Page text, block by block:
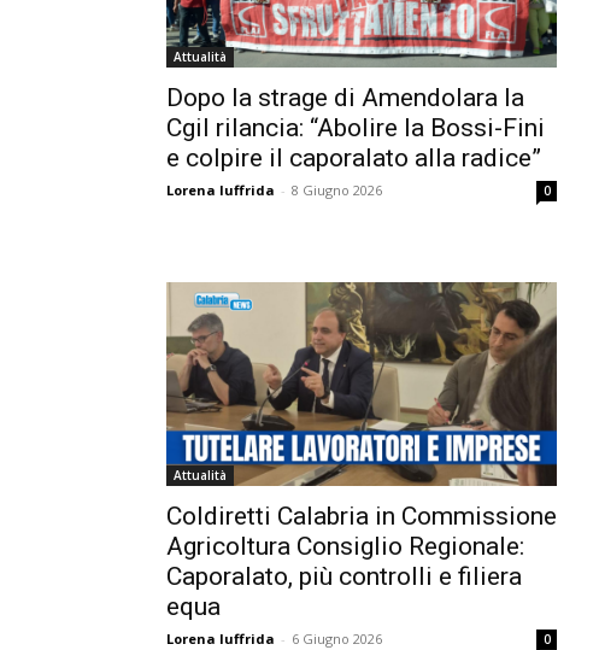
Attualità
Dopo la strage di Amendolara la
Cgil rilancia: “Abolire la Bossi-Fini
e colpire il caporalato alla radice”
Lorena Iuffrida - 8 Giugno 2026 0
Attualità
Coldiretti Calabria in Commissione
Agricoltura Consiglio Regionale:
Caporalato, più controlli e filiera
equa
Lorena Iuffrida - 6 Giugno 2026 0